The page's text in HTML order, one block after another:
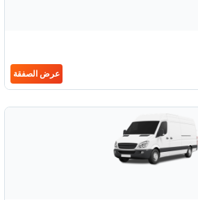
عرض الصفقة